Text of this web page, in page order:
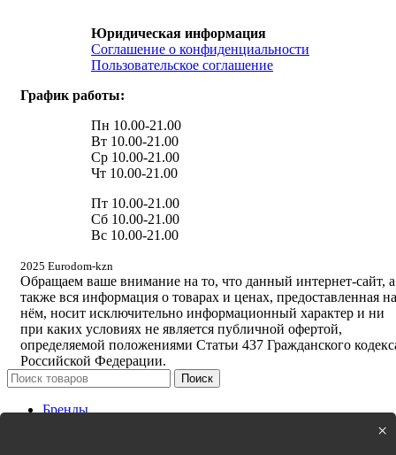
Юридическая информация
Соглашение о конфиденциальности
Пользовательское соглашение
График работы:
Пн 10.00-21.00
Вт 10.00-21.00
Ср 10.00-21.00
Чт 10.00-21.00
Пт 10.00-21.00
Сб 10.00-21.00
Вс 10.00-21.00
2025 Eurodom-kzn
Обращаем ваше внимание на то, что данный интернет-сайт, а
также вся информация о товарах и ценах, предоставленная на
нём, носит исключительно информационный характер и ни
при каких условиях не является публичной офертой,
определяемой положениями Статьи 437 Гражданского
Российской Федерации.
Поиск
Бренды
×